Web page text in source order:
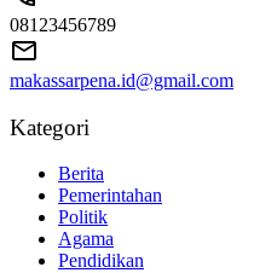
08123456789
makassarpena.id@gmail.com
Kategori
Berita
Pemerintahan
Politik
Agama
Pendidikan